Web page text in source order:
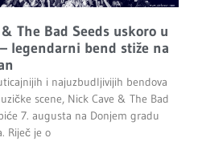
The Bad Seeds uskoro u
legendarni bend stiže na
i najuzbudljivijih bendova
scene, Nick Cave & The Bad
7. augusta na Donjem gradu
Riječ je o